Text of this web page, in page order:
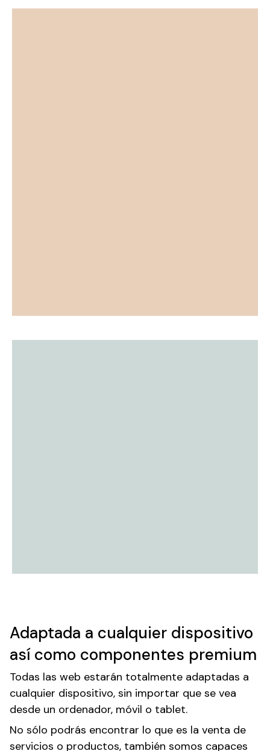
Adaptada a cualquier dispositivo
así como componentes premium
Todas las web estarán totalmente adaptadas a
cualquier dispositivo, sin importar que se vea
desde un ordenador, móvil o tablet.
No sólo podrás encontrar lo que es la venta de
servicios o productos, también somos capaces